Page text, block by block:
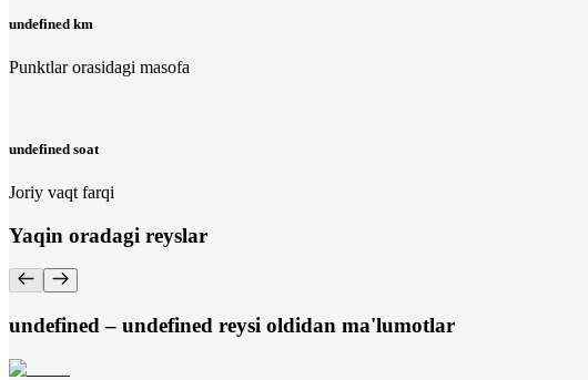
undefined km
Punktlar orasidagi masofa
undefined soat
Joriy vaqt farqi
Yaqin oradagi reyslar
undefined – undefined reysi oldidan ma'lumotlar